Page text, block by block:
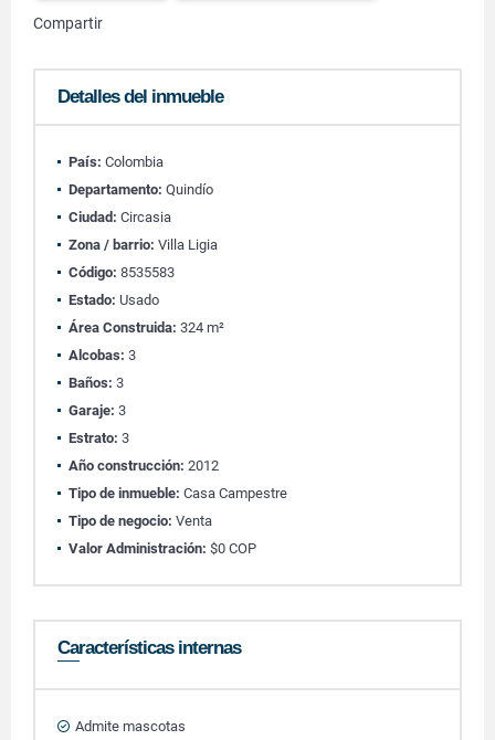
Compartir
Detalles del inmueble
País: Colombia
Departamento: Quindío
Ciudad: Circasia
Zona / barrio: Villa Ligia
Código: 8535583
Estado: Usado
Área Construida: 324 m²
Alcobas: 3
Baños: 3
Garaje: 3
Estrato: 3
Año construcción: 2012
Tipo de inmueble: Casa Campestre
Tipo de negocio: Venta
Valor Administración: $0 COP
Características internas
Admite mascotas